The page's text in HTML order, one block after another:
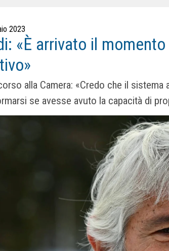
2023
«È arrivato il
alla Camera: «Credo che il
se avesse avuto la capacità di